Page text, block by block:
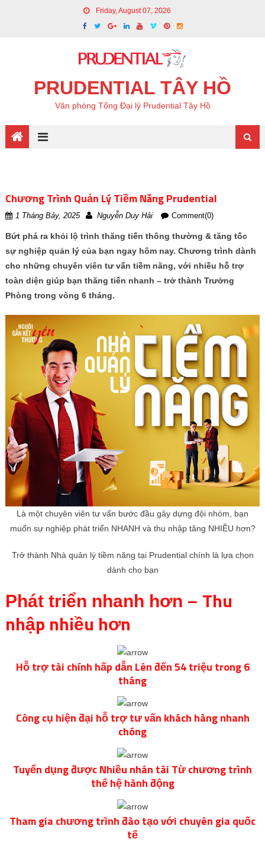
Friday, August 07, 2026
PRUDENTIAL TÂY HỒ
Văn phòng Tổng Đại lý Prudential Tây Hồ
Chương Trình Quản Lý Tiềm Năng Prudential
1 Tháng Bảy, 2025 Nguyễn Duy Hải Comment(0)
Bứt phá ra khỏi lộ trình thăng tiến thông thường & tăng tốc
sự nghiệp quản lý của bạn ngay hôm nay. Chương trình dành
cho những chuyên viên tư vấn tiềm năng, với nhiều hỗ trợ
toàn diện giúp bạn thăng tiến nhanh – trở thành Trưởng
Phòng trong vòng 6 tháng.
Là một chuyên viên tư vấn bước đầu gây dựng đội nhóm, bạn
muốn sự nghiệp phát triển NHANH và thu nhập tăng NHIỀU hơn?
Trở thành Nhà quản lý tiềm năng tại Prudential chính là lựa chọn
dành cho bạn
Phát triển nhanh hơn – Thu
nhập nhiều hơn
Hỗ trợ tài chính hấp dẫn Lên đến 54 triệu trong 6
tháng
Công cụ hiện đại hỗ trợ tư vấn khách hàng nhanh
chóng
Tuyển dụng được Nhiều nhân tài Từ chương trình
thế hệ hành động
Tham gia chương trình đào tạo với chuyên gia quốc
tế